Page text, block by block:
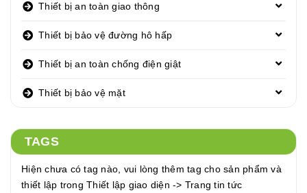
Thiết bị an toàn giao thông
Thiết bị bảo vệ đường hô hấp
Thiết bị an toàn chống điện giật
Thiết bị bảo vệ mặt
TAGS
Hiện chưa có tag nào, vui lòng thêm tag cho sản phẩm và
thiết lập trong Thiết lập giao diện -> Trang tin tức